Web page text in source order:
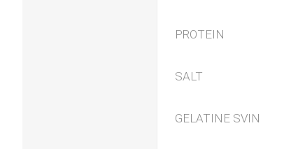
PROTEIN
SALT
GELATINE SVIN